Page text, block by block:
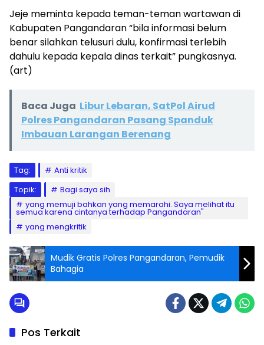
Jeje meminta kepada teman-teman wartawan di
Kabupaten Pangandaran “bila informasi belum
benar silahkan telusuri dulu, konfirmasi terlebih
dahulu kepada kepala dinas terkait” pungkasnya.
(art)
Baca Juga Libur Lebaran, SatPol Airud
Polres Pangandaran Pasang Spanduk
Imbauan Larangan Berenang
Tag:
Anti kritik
Topik:
Bagi saya sih
yang memuji bahkan yang memarahi. Saya melihat itu
semua karena cintanya terhadap Pangandaran"
yang mengkritik
Mudik Gratis Polres Pangandaran, Pemudik
Bahagia
Pos Terkait